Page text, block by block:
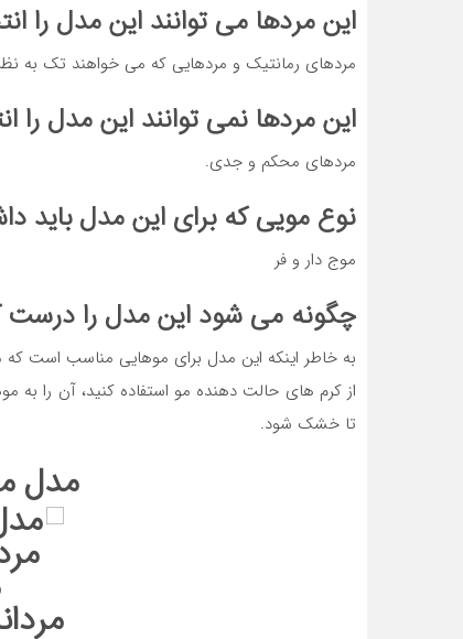
این مردها می توانند این مدل را
مردهای رمانتیک و مردهایی که می خواهند تک به
این مردها نمی توانند این مدل را
مردهای محکم و جدی.
نوع مویی که برای این مدل باید
موج دار و فر
چگونه می شود این مدل را درست
به خاطر اینکه این مدل برای موهایی مناسب است
از کرم های حالت دهنده مو استفاده کنید، آن را به
تا خشک شود.
مدل